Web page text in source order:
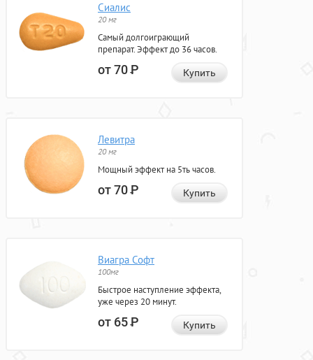
Сиалис
20 мг
Самый долгоиграющий
препарат. Эффект до 36 часов.
от 70Р Купить
Левитра
20 мг
Мощный эффект на 5ть часов.
от 70Р Купить
Виагра Софт
100мг
Быстрое наступление эффекта,
уже через 20 минут.
от 65Р Купить